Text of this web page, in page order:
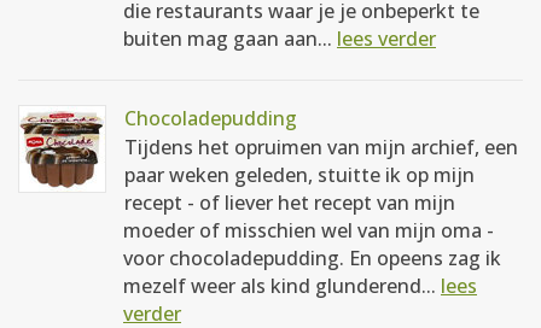
die restaurants waar je je onbeperkt te
buiten mag gaan aan... lees verder
Chocoladepudding
Tijdens het opruimen van mijn archief, een
paar weken geleden, stuitte ik op mijn
recept - of liever het recept van mijn
moeder of misschien wel van mijn oma -
voor chocoladepudding. En opeens zag ik
mezelf weer als kind glunderend... lees
verder